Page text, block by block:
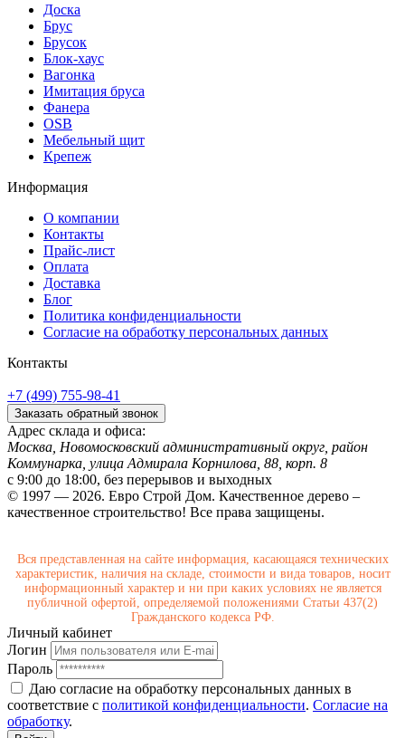
Доска
Брус
Брусок
Блок-хаус
Вагонка
Имитация бруса
Фанера
OSB
Мебельный щит
Крепеж
Информация
О компании
Контакты
Прайс-лист
Оплата
Доставка
Блог
Политика конфиденциальности
Согласие на обработку персональных данных
Контакты
+7 (499) 755-98-41
Заказать обратный звонок
Адрес склада и офиса:
Москва, Новомосковский административный округ, район
Коммунарка, улица Адмирала Корнилова, 88, корп. 8
с 9:00 до 18:00, без перерывов и выходных
© 1997 — 2026. Евро Строй Дом. Качественное дерево –
качественное строительство! Все права защищены.
Вся представленная на сайте информация, касающаяся технических
характеристик, наличия на складе, стоимости и вида товаров, носит
информационный характер и ни при каких условиях не является
публичной офертой, определяемой положениями Статьи 437(2)
Гражданского кодекса РФ.
Личный кабинет
Логин
Пароль
Даю согласие на обработку персональных данных в
соответствие с политикой конфиденциальности. Согласие на
обработку.